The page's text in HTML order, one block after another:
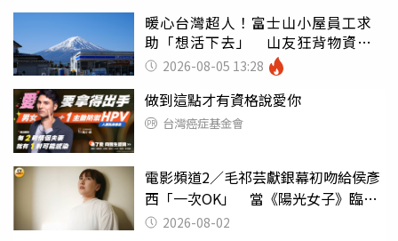
暖心台灣超人！富士山小屋員工求
助「想活下去」 山友狂背物資上
山：台灣真的是寶島
2026-08-05 13:28
做到這點才有資格說愛你
台灣癌症基金會
電影頻道2／毛祁芸獻銀幕初吻給侯彥
西「一次OK」 當《陽光女子》臨演
因「這動作」被喊卡
2026-08-02